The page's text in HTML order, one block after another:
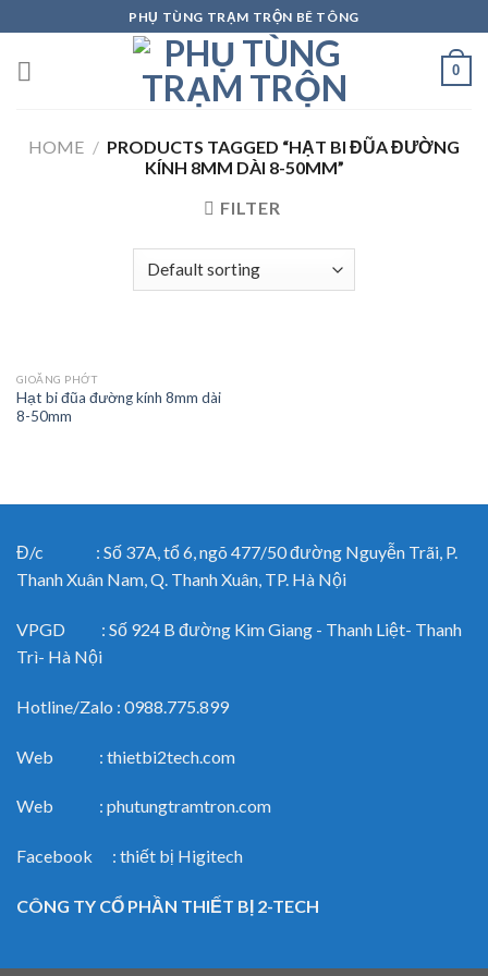
to
content
PHỤ TÙNG TRẠM TRỘN BÊ TÔNG
0
HOME / PRODUCTS TAGGED “HẠT BI ĐŨA ĐƯỜNG
KÍNH 8MM DÀI 8-50MM”
FILTER
GIOĂNG PHỚT
Hạt bi đũa đường kính 8mm dài
8-50mm
Đ/c : Số 37A, tổ 6, ngõ 477/50 đường Nguyễn Trãi, P.
Thanh Xuân Nam, Q. Thanh Xuân, TP. Hà Nội
VPGD : Số 924 B đường Kim Giang - Thanh Liệt- Thanh
Trì- Hà Nội
Hotline/Zalo : 0988.775.899
Web : thietbi2tech.com
Web : phutungtramtron.com
Facebook : thiết bị Higitech
CÔNG TY CỔ PHẦN THIẾT BỊ 2-TECH